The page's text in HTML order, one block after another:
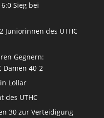
Sieg bei
Juniorinnen des UTHC
Gegnern:
Damen 40-2
Lollar
des UTHC
30 zur Verteidigung